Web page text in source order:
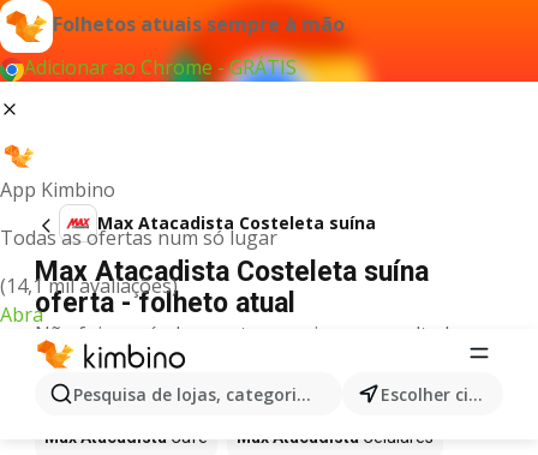
Folhetos atuais sempre à mão
Adicionar ao Chrome - GRÁTIS
App Kimbino
Todas as ofertas num só lugar
(14,1 mil avaliações)
Abra
Pesquisa de lojas, categorias,produtos... Escolher cidade
Max Atacadista Costeleta suína
Max Atacadista Costeleta suína
oferta - folheto atual
Não foi possível encontrar quaisquer resultados
para este termo.
Mais produtos em Max Atacadista
Max Atacadista Café Max Atacadista Celulares